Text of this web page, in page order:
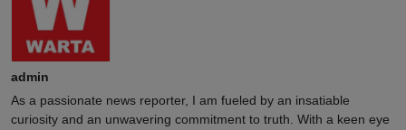
admin
As a passionate news reporter, I am fueled by an insatiable
curiosity and an unwavering commitment to truth. With a keen eye